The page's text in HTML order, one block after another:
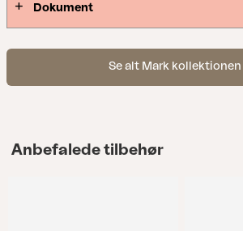
Dokument
Se alt Mark kollektionen
Anbefalede tilbehør